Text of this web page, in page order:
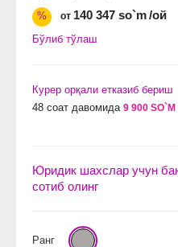
%
от 140 347 so`m/ой
Бўлиб тўлаш
Курер орқали етказиб бериш
48 соат давомида 9 900 SO`M
Юридик шахслар учун
сотиб олинг
Ранг